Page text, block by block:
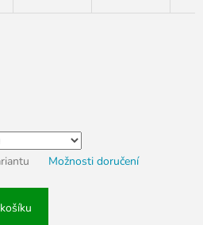
Možnosti doručení